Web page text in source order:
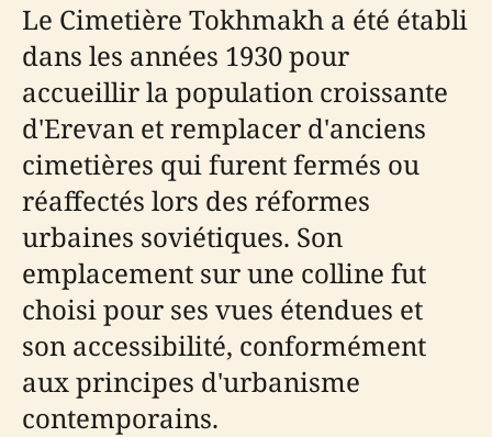
Le Cimetière Tokhmakh a été établi
dans les années 1930 pour
accueillir la population croissante
d'Erevan et remplacer d'anciens
cimetières qui furent fermés ou
réaffectés lors des réformes
urbaines soviétiques. Son
emplacement sur une colline fut
choisi pour ses vues étendues et
son accessibilité, conformément
aux principes d'urbanisme
contemporains.